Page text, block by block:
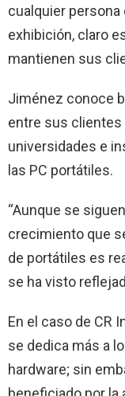
cualquier
exhibición, claro
mantienen sus
Jiménez conoce
entre sus clientes
universidades e
las PC portátiles.
“Aunque se
crecimiento que
de portátiles es
se ha visto
En el caso de CR
se dedica más a
hardware; sin